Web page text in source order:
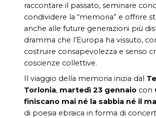
raccontare il passato, seminare
condividere la “memoria” e offrire
anche alle future generazioni più
dramma che l’Europa ha vissuto,
costruire consapevolezza e senso
coscienze collettive.
Il viaggio della memoria inizia dal
Torlonia, martedì 23 gennaio con
finiscano mai né la sabbia né il
di poesia ebraica in forma di